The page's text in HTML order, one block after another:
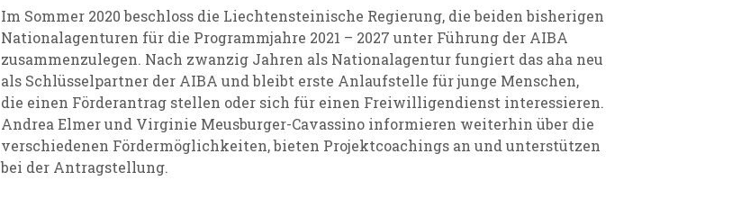
Im Sommer 2020 beschloss die Liechtensteinische Regierung, die beiden bisherigen
Nationalagenturen für die Programmjahre 2021 – 2027 unter Führung der AIBA
zusammenzulegen. Nach zwanzig Jahren als Nationalagentur fungiert das aha neu
als Schlüsselpartner der AIBA und bleibt erste Anlaufstelle für junge Menschen,
die einen Förderantrag stellen oder sich für einen Freiwilligendienst interessieren.
Andrea Elmer und Virginie Meusburger-Cavassino informieren weiterhin über die
verschiedenen Fördermöglichkeiten, bieten Projektcoachings an und unterstützen
bei der Antragstellung.